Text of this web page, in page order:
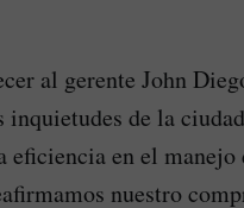
al gerente John
inquietudes de la
eficiencia en el
nuestro